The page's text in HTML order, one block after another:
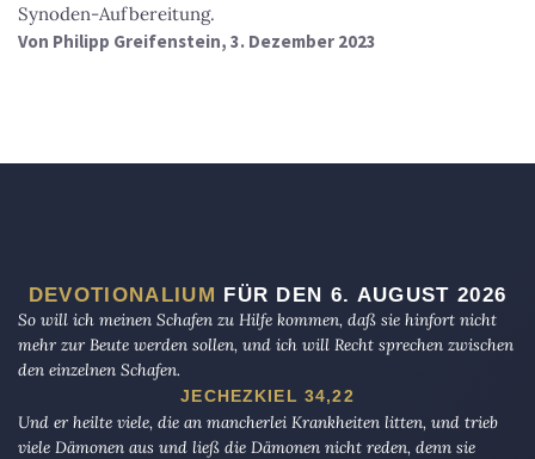
Synoden-Aufbereitung.
Von Philipp Greifenstein, 3. Dezember 2023
DEVOTIONALIUM FÜR DEN 6. AUGUST 2026
So will ich meinen Schafen zu Hilfe kommen, daß sie hinfort nicht
mehr zur Beute werden sollen, und ich will Recht sprechen zwischen
den einzelnen Schafen.
JECHEZKIEL 34,22
Und er heilte viele, die an mancherlei Krankheiten litten, und trieb
viele Dämonen aus und ließ die Dämonen nicht reden, denn sie